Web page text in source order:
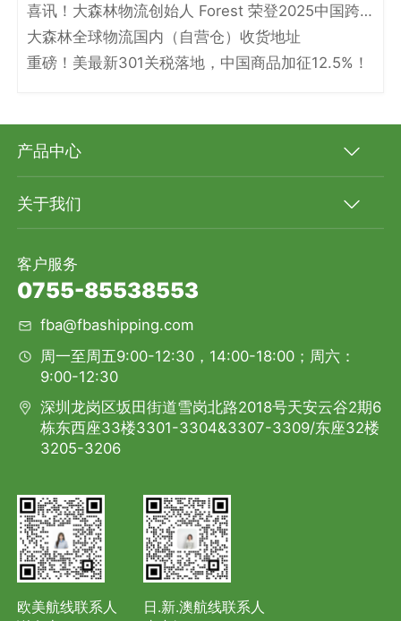
喜讯！大森林物流创始人 Forest 荣登2025中国跨境电商物流名人堂！
大森林全球物流国内（自营仓）收货地址
重磅！美最新301关税落地，中国商品加征12.5%！
产品中心
关于我们
客户服务
0755-85538553
fba@fbashipping.com
周一至周五9:00-12:30，14:00-18:00；周六：
9:00-12:30
深圳龙岗区坂田街道雪岗北路2018号天安云谷2期6
栋东西座33楼3301-3304&3307-3309/东座32楼
3205-3206
欧美航线联系人
日.新.澳航线联系人